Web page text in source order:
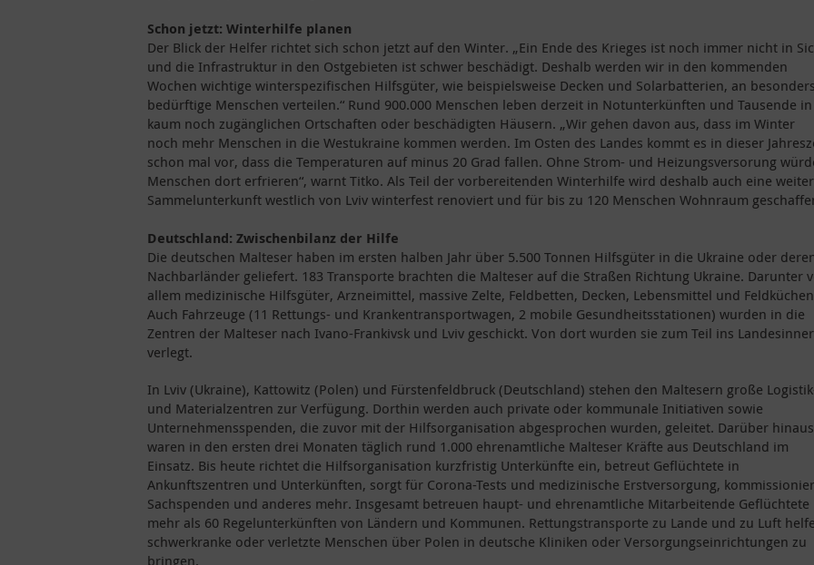
Schon jetzt: Winterhilfe planen
Der Blick der Helfer richtet sich schon jetzt auf den Winter. „Ein Ende des Krieges ist noch immer nicht in
und die Infrastruktur in den Ostgebieten ist schwer beschädigt. Deshalb werden wir in den kommenden
Wochen wichtige winterspezifischen Hilfsgüter, wie beispielsweise Decken und Solarbatterien, an
bedürftige Menschen verteilen.“ Rund 900.000 Menschen leben derzeit in Notunterkünften und Tausende in
kaum noch zugänglichen Ortschaften oder beschädigten Häusern. „Wir gehen davon aus, dass im Winter
noch mehr Menschen in die Westukraine kommen werden. Im Osten des Landes kommt es in dieser
schon mal vor, dass die Temperaturen auf minus 20 Grad fallen. Ohne Strom- und Heizungsversorung
Menschen dort erfrieren“, warnt Titko. Als Teil der vorbereitenden Winterhilfe wird deshalb auch eine
Sammelunterkunft westlich von Lviv winterfest renoviert und für bis zu 120 Menschen Wohnraum
Deutschland: Zwischenbilanz der Hilfe
Die deutschen Malteser haben im ersten halben Jahr über 5.500 Tonnen Hilfsgüter in die Ukraine oder
Nachbarländer geliefert. 183 Transporte brachten die Malteser auf die Straßen Richtung Ukraine. Darunter
allem medizinische Hilfsgüter, Arzneimittel, massive Zelte, Feldbetten, Decken, Lebensmittel und
Auch Fahrzeuge (11 Rettungs- und Krankentransportwagen, 2 mobile Gesundheitsstationen) wurden in die
Zentren der Malteser nach Ivano-Frankivsk und Lviv geschickt. Von dort wurden sie zum Teil ins
verlegt.
In Lviv (Ukraine), Kattowitz (Polen) und Fürstenfeldbruck (Deutschland) stehen den Maltesern große
und Materialzentren zur Verfügung. Dorthin werden auch private oder kommunale Initiativen sowie
Unternehmensspenden, die zuvor mit der Hilfsorganisation abgesprochen wurden, geleitet. Darüber hinaus
waren in den ersten drei Monaten täglich rund 1.000 ehrenamtliche Malteser Kräfte aus Deutschland im
Einsatz. Bis heute richtet die Hilfsorganisation kurzfristig Unterkünfte ein, betreut Geflüchtete in
Ankunftszentren und Unterkünften, sorgt für Corona-Tests und medizinische Erstversorgung,
Sachspenden und anderes mehr. Insgesamt betreuen haupt- und ehrenamtliche Mitarbeitende Geflüchtete
mehr als 60 Regelunterkünften von Ländern und Kommunen. Rettungstransporte zu Lande und zu Luft
schwerkranke oder verletzte Menschen über Polen in deutsche Kliniken oder Versorgungseinrichtungen zu
bringen.